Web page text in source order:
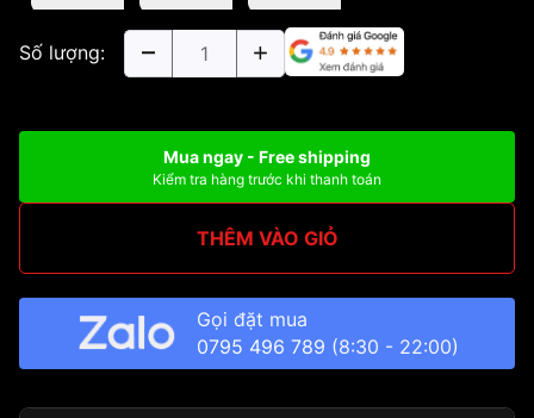
Số lượng:
Mua ngay - Free shipping
Kiểm tra hàng trước khi thanh toán
THÊM VÀO GIỎ
Gọi đặt mua
0795 496 789 (8:30 - 22:00)